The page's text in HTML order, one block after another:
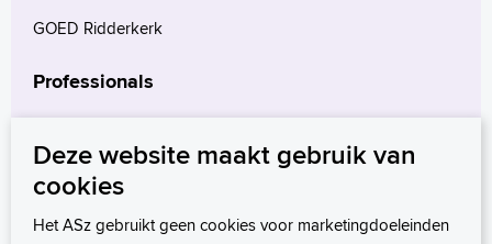
GOED Ridderkerk
Professionals
Verwijzers
Wetenschappelijk onderzoek
Deze website maakt gebruik van
cookies
Het ASz gebruikt geen cookies voor marketingdoeleinden